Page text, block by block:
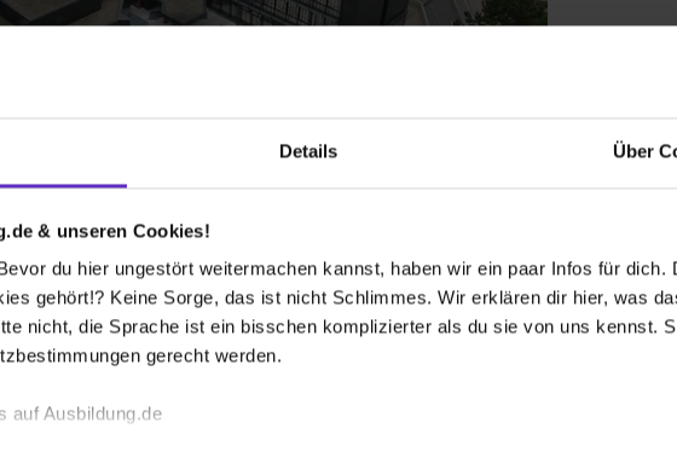
Details Über
& unseren Cookies!
du hier ungestört weitermachen kannst, haben wir ein paar Infos für dich.
gehört!? Keine Sorge, das ist nicht Schlimmes. Wir erklären dir hier, was
nicht, die Sprache ist ein bisschen komplizierter als du sie von uns kennst.
gerecht werden.
auf Ausbildung.de
Lebenslauf Interviews FAQ